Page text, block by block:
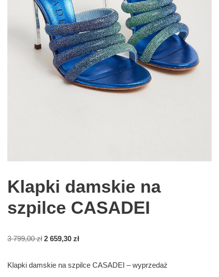
Klapki damskie na
szpilce CASADEI
3 799,00zł 2 659,30 zł
Klapki damskie na szpilce CASADEI – wyprzedaż